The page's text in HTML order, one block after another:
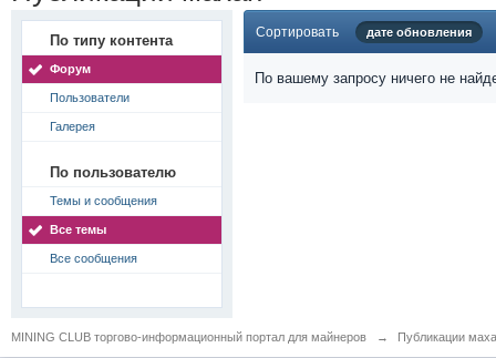
По типу контента
Форум
Пользователи
Галерея
По пользователю
Темы и сообщения
Все темы
Все сообщения
Сортировать дате обновления
По вашему запросу ничего не
MINING CLUB торгово-информационный портал для майнеров → Публикации